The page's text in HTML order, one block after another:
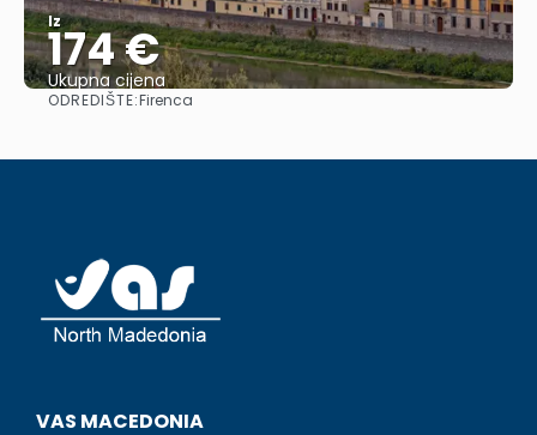
Iz
174 €
Ukupna cijena
ODREDIŠTE:Firenca
VAS MACEDONIA